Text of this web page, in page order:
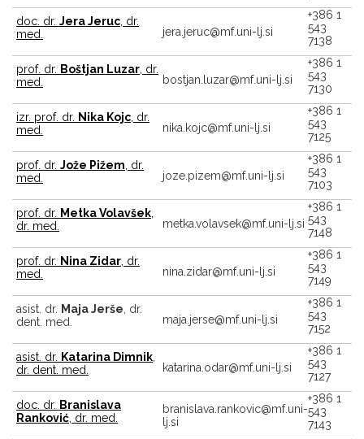
doc. dr. Jera Jeruc , dr.
med.
jera.jeruc@mf.uni-lj.si
+386 1
543
7138
prof. dr. Boštjan Luzar , dr.
med.
bostjan.luzar@mf.uni-lj.si
+386 1
543
7130
izr. prof. dr. Nika Kojc , dr.
med.
nika.kojc@mf.uni-lj.si
+386 1
543
7125
prof. dr. Jože Pižem , dr.
med.
joze.pizem@mf.uni-lj.si
+386 1
543
7103
prof. dr. Metka Volavšek
dr. med.
metka.volavsek@mf.uni-lj.si
+386 1
543
7148
prof. dr. Nina Zidar , dr.
med.
nina.zidar@mf.uni-lj.si
+386 1
543
7149
asist. dr. Maja Jerše , dr.
dent. med.
maja.jerse@mf.uni-lj.si
+386 1
543
7152
asist. dr. Katarina Dimnik
dr. dent. med.
katarina.odar@mf.uni-lj.si
+386 1
543
7127
doc. dr. Branislava
Ranković , dr. med.
branislava.rankovic@mf.uni-
lj.si
+386 1
543
7143